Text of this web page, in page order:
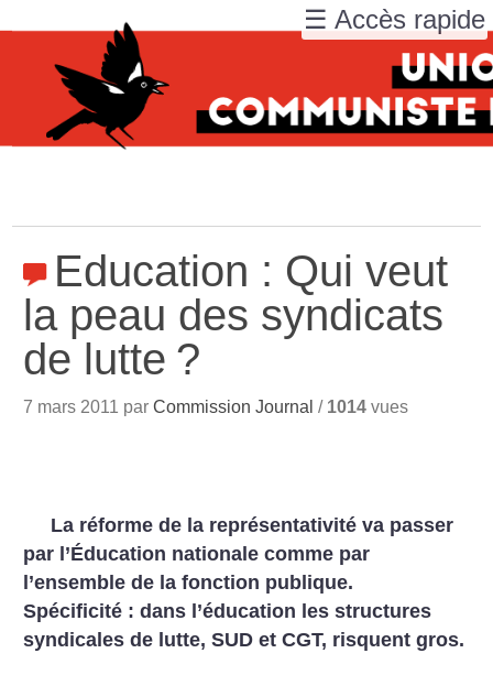
Education : Qui veut
la peau des syndicats
de lutte ?
7 mars 2011 parCommission Journal / 1014 vues
La réforme de la représentativité va passer
par l’Éducation nationale comme par
l’ensemble de la fonction publique.
Spécificité : dans l’éducation les structures
syndicales de lutte, SUD et CGT, risquent gros.
☰ Accès rapide